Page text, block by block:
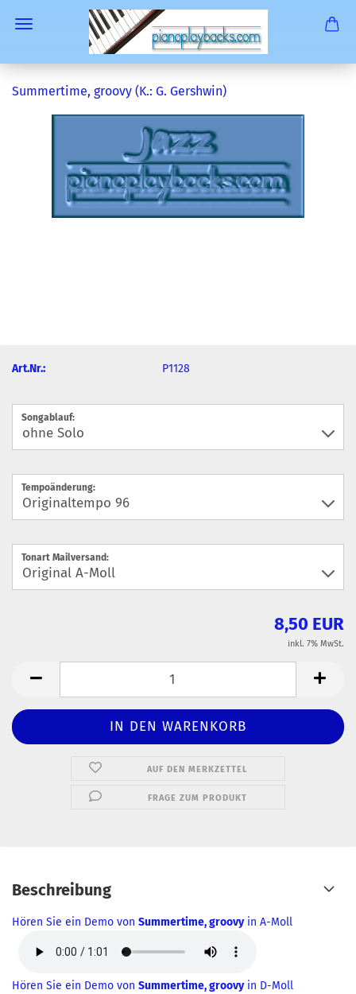
Summertime, groovy (K.: G. Gershwin)
Art.Nr.: P1128
Songablauf:
Tempoänderung:
Tonart Mailversand:
8,50 EUR
inkl. 7% MwSt.
AUF DEN MERKZETTEL
FRAGE ZUM PRODUKT
Beschreibung
Hören Sie ein Demo von Summertime, groovyin A-Moll
Hören Sie ein Demo von Summertime, groovyin D-Moll